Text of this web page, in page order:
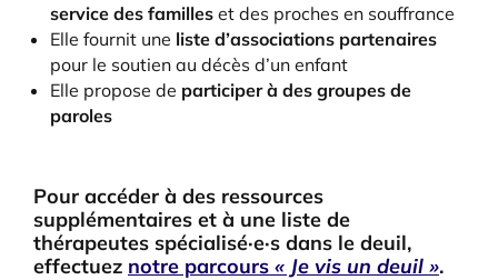
service des familles et des proches en souffrance
Elle fournit une liste d’associations partenaires
pour le soutien au décès d’un enfant
Elle propose de participer à des groupes de
paroles
Pour accéder à des ressources
supplémentaires et à une liste de
thérapeutes spécialisé·e·s dans le deuil,
effectuez notre parcours « Je vis un deuil ».